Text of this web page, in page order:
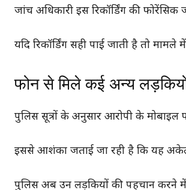
जांच अधिकारी इस रिकॉर्डिंग की
यदि रिकॉर्डिंग सही पाई जाती है तो
फोन से मिले कई अन्य लड़कियों
पुलिस सूत्रों के अनुसार आरोपी के
इससे आशंका जताई जा रही है कि यह
पुलिस अब उन लड़कियों की पहचान करने में